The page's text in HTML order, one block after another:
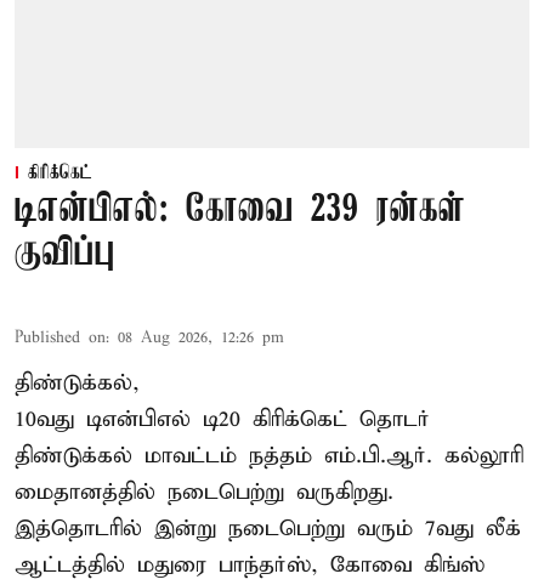
கிரிக்கெட்
டிஎன்பிஎல்: கோவை 239 ரன்கள்
குவிப்பு
Published on: 08 Aug 2026, 12:26 pm
திண்டுக்கல்,
10வது டிஎன்பிஎல் டி20 கிரிக்கெட் தொடர்
திண்டுக்கல் மாவட்டம் நத்தம் எம்.பி.ஆர். கல்லூரி
மைதானத்தில் நடைபெற்று வருகிறது.
இத்தொடரில் இன்று நடைபெற்று வரும் 7வது லீக்
ஆட்டத்தில் மதுரை பாந்தர்ஸ், கோவை கிங்ஸ்